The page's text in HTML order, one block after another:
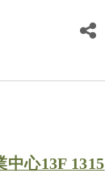
心13F 1315